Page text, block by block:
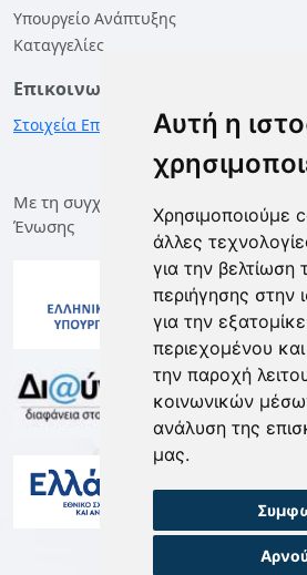
Αυτή η
Χρησιμοποιούμε
άλλες
για την βελτίωση
περιήγησης στην
για την
περιεχομένου
την παροχή
κοινωνικών
ανάλυση της
μας.
Υπουργείο Ανάπτυξης
Καταγγελίες
Επικοινωνία
Στοιχεία Επικοινωνίας
Με τη συγχρηματοδότηση της
Ένωσης